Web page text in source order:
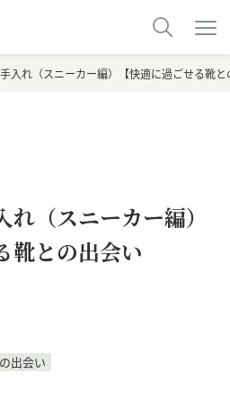
入れ（スニーカー編）【快適に過ごせる靴
（スニーカー編）
靴との出会い
出会い